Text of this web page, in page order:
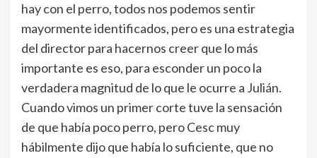
hay con el perro, todos nos podemos sentir
mayormente identificados, pero es una estrategia
del director para hacernos creer que lo más
importante es eso, para esconder un poco la
verdadera magnitud de lo que le ocurre a Julián.
Cuando vimos un primer corte tuve la sensación
de que había poco perro, pero Cesc muy
hábilmente dijo que había lo suficiente, que no